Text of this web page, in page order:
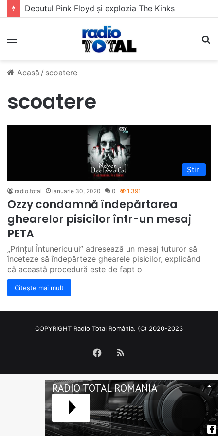
Debutul Pink Floyd și explozia The Kinks
Meniu
Acasă / scoatere
scoatere
Știri
radio.total ianuarie 30, 2020 0 1.391
Ozzy condamnă îndepărtarea
ghearelor pisicilor într-un mesaj
PETA
„Prințul Întunericului” adresează un mesaj tuturor să
înceteze să îndepărteze ghearele pisicilor, explicând
că această procedură este de fapt o
Citește mai mult
COPYRIGHT Radio Total România. (C) 2020-2023
Facebook
RSS
RADIO TOTAL ROMANIA